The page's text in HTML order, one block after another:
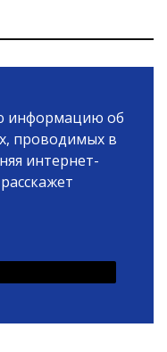
информацию об
проводимых в
интернет-